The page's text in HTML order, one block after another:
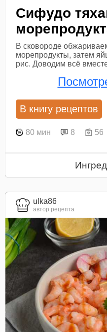
Сифудо
В сковороде
морепродукты, затем
рис. Доводим всё
В книгу рецептов
80 мин 8 56
ulka86
автор рецепта